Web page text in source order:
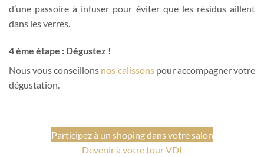
d’une passoire à infuser pour éviter que les résidus aillent
dans les verres.
4 ème étape : Dégustez !
Nous vous conseillons nos calissonspour accompagner votre
dégustation.
Participez à un shoping dans votre salon
Devenir à votre tour VDI